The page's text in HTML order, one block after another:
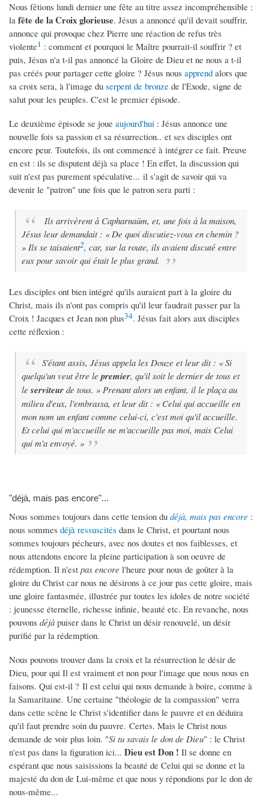
Nous fêtions lundi dernier une fête au titre assez incompréhensible :
la fête de la Croix glorieuse. Jésus a annoncé qu'il devait souffrir,
annonce qui provoque chez Pierre une réaction de refus très
violente1 : comment et pourquoi le Maître pourrait-il souffrir ? et
puis, Jésus n'a t-il pas annoncé la Gloire de Dieu et ne nous a t-il
pas créés pour partager cette gloire ? Jésus nous apprendalors que
sa croix sera, à l'image du serpent de bronze de l'Exode, signe de
salut pour les peuples. C'est le premier épisode.
Le deuxième épisode se joue aujourd'hui : Jésus annonce une
nouvelle fois sa passion et sa résurrection.. et ses disciples ont
encore peur. Toutefois, ils ont commencé à intégrer ce fait. Preuve
en est : ils se disputent déjà sa place ! En effet, la discussion qui
suit n'est pas purement spéculative... il s'agit de savoir qui va
devenir le "patron" une fois que le patron sera parti :
Ils arrivèrent à Capharnaüm, et, une fois à la maison,
Jésus leur demandait : « De quoi discutiez-vous en chemin ?
» Ils se taisaient2, car, sur la route, ils avaient discuté entre
eux pour savoir qui était le plus grand.
Les disciples ont bien intégré qu'ils auraient part à la gloire du
Christ, mais ils n'ont pas compris qu'il leur faudrait passer par la
Croix ! Jacques et Jean non plus34. Jésus fait alors aux disciples
cette réflexion :
S'étant assis, Jésus appela les Douze et leur dit : « Si
quelqu'un veut être lepremier, qu'il soit le dernier de tous et
leserviteur de tous. » Prenant alors un enfant, il le plaça au
milieu d'eux, l'embrassa, et leur dit : « Celui qui accueille en
mon nom un enfant comme celui-ci, c'est moi qu'il accueille.
Et celui qui m'accueille ne m'accueille pas moi, mais Celui
qui m'a envoyé. »
"déjà, mais pas encore"...
Nous sommes toujours dans cette tension du déjà, mais pas encore :
nous sommes déjà ressuscités dans le Christ, et pourtant nous
sommes toujours pécheurs, avec nos doutes et nos faiblesses, et
nous attendons encore la pleine participation à son oeuvre de
rédemption. Il n'est pas encore l'heure pour nous de goûter à la
gloire du Christ car nous ne désirons à ce jour pas cette gloire, mais
une gloire fantasmée, illustrée par toutes les idoles de notre société
: jeunesse éternelle, richesse infinie, beauté etc. En revanche, nous
pouvons déjà puiser dans le Christ un désir renouvelé, un désir
purifié par la rédemption.
Nous pouvons trouver dans la croix et la résurrection le désir de
Dieu, pour qui Il est vraiment et non pour l'image que nous nous en
faisons. Qui est-il ? Il est celui qui nous demande à boire, comme à
la Samaritaine. Une certaine "théologie de la compassion" verra
dans cette scène le Christ s'identifier dans le pauvre et en déduira
qu'il faut prendre soin du pauvre. Certes. Mais le Christ nous
demande de voir plus loin. "Si tu savais le don de Dieu" : le Christ
n'est pas dans la figuration ici... Dieu est Don ! Il se donne en
espérant que nous saisissions la beauté de Celui qui se donne et la
majesté du don de Lui-même et que nous y répondions par le don de
nous-même...